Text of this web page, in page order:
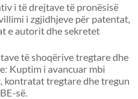
i të drejtave të pronësisë
i zgjidhjeve për patentat,
e autorit dhe sekretet
të shoqërive tregtare dhe
Kuptim i avancuar mbi
kontratat tregtare dhe tregun
së.